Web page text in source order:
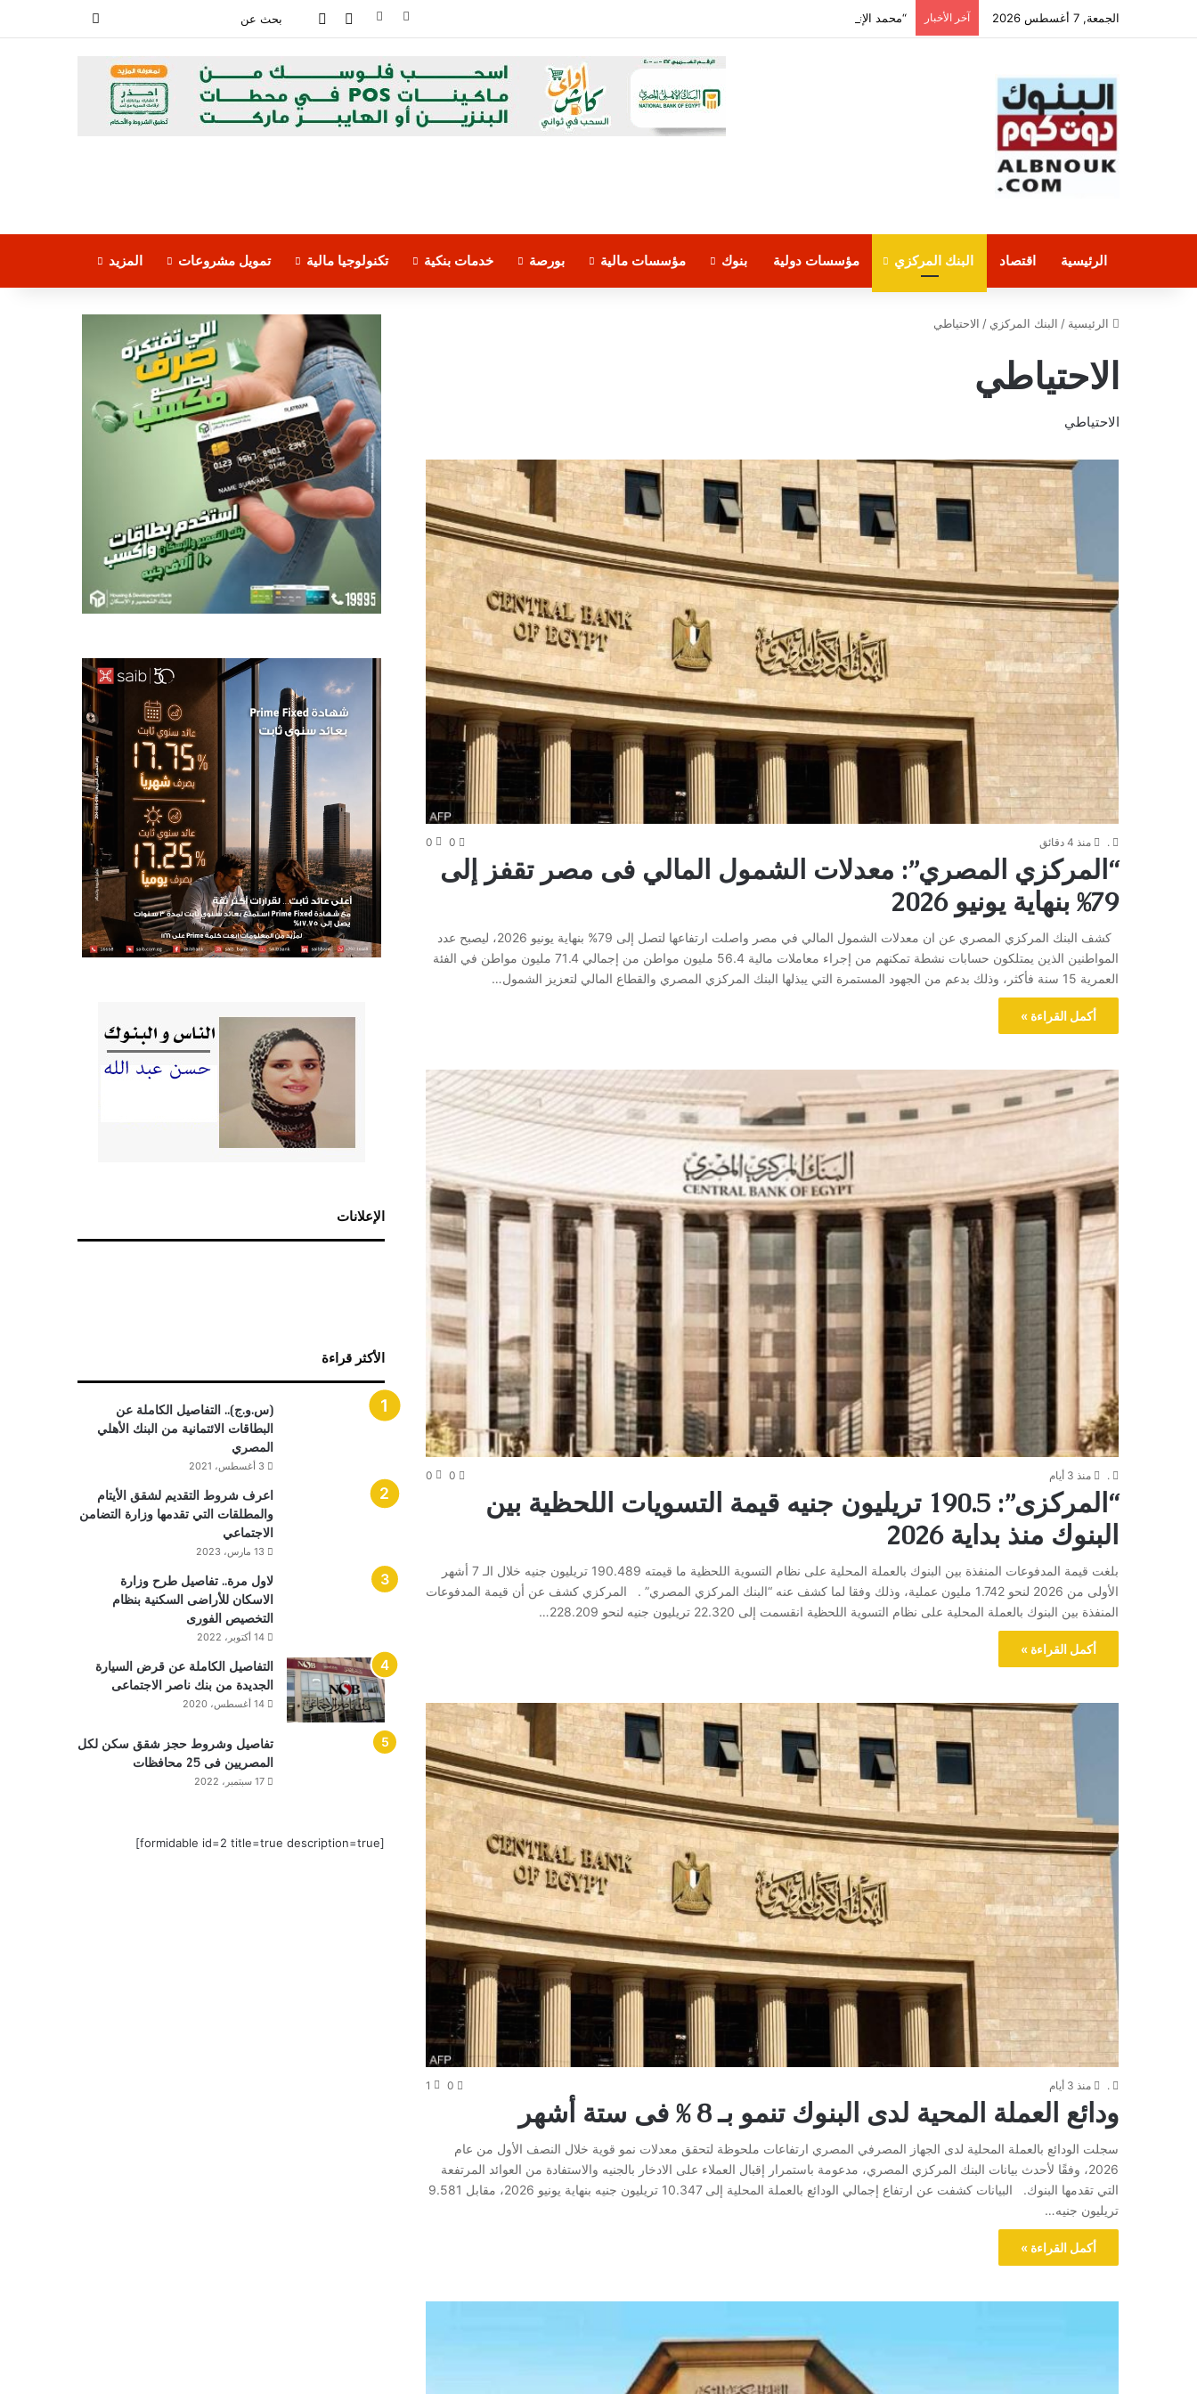
الجمعة, 7 أغسطس 2026 آخر الأخبار “محمد الإتربي” ضمن أقوى الرؤساء التنفيذيين في الشرق الأوسط 2026 فيسبوك‫YouTube
الرئيسية اقتصاد البنك المركزي مؤسسات دولية بنوك مؤسسات مالية بورصة خدمات بنكية تكنولوجيا مالية تمويل مشروعات المزيد
الرئيسية / البنك المركزي / الاحتياطي
الاحتياطي
الاحتياطي
. منذ 4 دقائق 0
0
“المركزي المصري”: معدلات الشمول المالي فى مصر تقفز إلى
79% بنهاية يونيو 2026
كشف البنك المركزي المصري عن ان معدلات الشمول المالي في مصر واصلت ارتفاعها لتصل إلى 79% بنهاية يونيو 2026، ليصبح عدد
المواطنين الذين يمتلكون حسابات نشطة تمكنهم من إجراء معاملات مالية 56.4 مليون مواطن من إجمالي 71.4 مليون مواطن في الفئة
العمرية 15 سنة فأكثر، وذلك بدعم من الجهود المستمرة التي يبذلها البنك المركزي المصري والقطاع المالي لتعزيز الشمول…
أكمل القراءة »
. منذ 3 أيام 0
0
“المركزى”: 190.5 تريليون جنيه قيمة التسويات اللحظية بين
البنوك منذ بداية 2026
بلغت قيمة المدفوعات المنفذة بين البنوك بالعملة المحلية على نظام التسوية اللحظية ما قيمته 190.489 تريليون جنيه خلال الـ 7 أشهر
الأولى من 2026 لنحو 1.742 مليون عملية، وذلك وفقا لما كشف عنه “البنك المركزي المصري” . المركزي كشف عن أن قيمة المدفوعات
المنفذة بين البنوك بالعملة المحلية على نظام التسوية اللحظية انقسمت إلى 22.320 تريليون جنيه لنحو 228.209…
أكمل القراءة »
. منذ 3 أيام 0
1
ودائع العملة المحية لدى البنوك تنمو بـ 8 % فى ستة أشهر
سجلت الودائع بالعملة المحلية لدى الجهاز المصرفي المصري ارتفاعات ملحوظة لتحقق معدلات نمو قوية خلال النصف الأول من عام
2026، وفقًا لأحدث بيانات البنك المركزي المصري، مدعومة باستمرار إقبال العملاء على الادخار بالجنيه والاستفادة من العوائد المرتفعة
التي تقدمها البنوك. البيانات كشفت عن ارتفاع إجمالي الودائع بالعملة المحلية إلى 10.347 تريليون جنيه بنهاية يونيو 2026، مقابل 9.581
تريليون جنيه…
أكمل القراءة »
الإعلانات
الأكثر قراءة
(س.و.ج).. التفاصيل الكاملة عن
البطاقات الائتمانية من البنك الأهلي
المصري
3 أغسطس، 2021
اعرف شروط التقديم لشقق الأيتام
والمطلقات التي تقدمها وزارة التضامن
الاجتماعي
13 مارس، 2023
لاول مرة.. تفاصيل طرح وزارة
الاسكان للأراضى السكنية بنظام
التخصيص الفورى
14 أكتوبر، 2022
التفاصيل الكاملة عن قرض السيارة
الجديدة من بنك ناصر الاجتماعى
14 أغسطس، 2020
تفاصيل وشروط حجز شقق سكن لكل
المصريين فى 25 محافظات
17 سبتمبر، 2022
[formidable id=2 title=true description=true]